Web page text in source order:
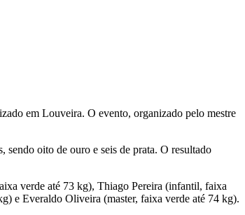
em Louveira. O evento, organizado pelo mestre
sendo oito de ouro e seis de prata. O resultado
verde até 73 kg), Thiago Pereira (infantil, faixa
e Everaldo Oliveira (master, faixa verde até 74 kg).